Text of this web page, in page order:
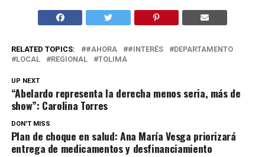
RELATED TOPICS: #AHORA #INTERÉS
DEPARTAMENTO
LOCAL
REGIONAL TOLIMA
UP NEXT
“Abelardo representa la derecha menos seria, más de
show”: Carolina Torres
DON'T MISS
Plan de choque en salud: Ana María Vesga priorizará
entrega de medicamentos y desfinanciamiento